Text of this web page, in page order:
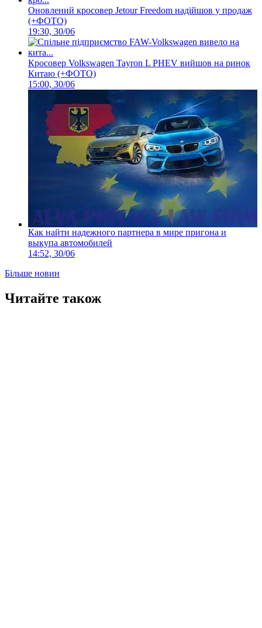
Оновлений кросовер Jetour Freedom надійшов у продаж
(+ФОТО)
19:30, 30/06
Кросовер Volkswagen Tayron L PHEV вийшов на ринок
Китаю (+ФОТО)
15:00, 30/06
Как найти надежного партнера в мире пригона и
выкупа автомобилей
14:52, 30/06
Більше новин
Читайте також